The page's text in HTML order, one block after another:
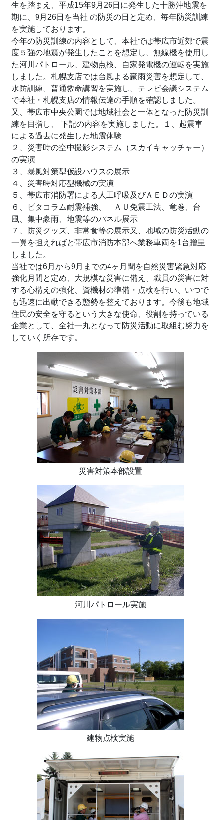
生を踏まえ、平成15年9月26日に発生した十勝沖地震を
期に、9月26日を当社 の防災の日と定め、毎年防災訓練
を実施しております。
今年の防災訓練の内容として、本社では帯広市近郊で震
度５強の地震が発生したことを想定し、無線機を使用し
た河川パトロール、建物点検、自家発電機の運転を実施
しました。札幌支店では台風よる豪雨災害を想定して、
水防訓練、普通救命講習を実施し、テレビ会議システム
で本社・札幌支店の情報伝達の手順を確認しました。
又、帯広市中央公園では地域社会と一体となった防災訓
練を目指し、 下記の内容を実施しました。１、起震車
による過去に発生した地震体験
２、災害時の空中撮影システム（スカイキャッチャー）
の実演
３、暴風対策型仮設ハウスの展示
４、災害時対応型機械の実演
５、帯広市消防署による人工呼吸及びＡＥＤの実演
６、ピタコラム耐震補強、ＩＡＵ免震工法、竜巻、台
風、集中豪雨、地震等のパネル展示
７、防災グッズ、非常食等の展示又、地域の防災活動の
一翼を担えればと帯広市消防本部へ業務車両を1台贈呈
しました。
当社では6月から9月までの4ヶ月間を自然災害緊急対応
強化月間と定め、大規模な災害に備え、職員の災害に対
する心構えの強化、資機材の準備・点検を行い、いつで
も迅速に出動できる態勢を整えております。今後も地域
住民の安全を守るという大きな使命、役割を持っている
企業として、全社一丸となって防災活動に取組む努力を
していく所存です。
災害対策本部設置
河川パトロール実施
建物点検実施